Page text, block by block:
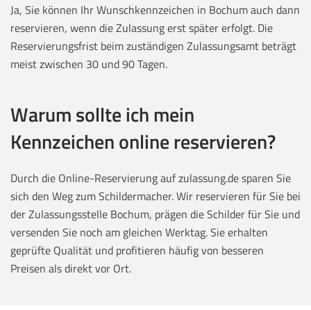
Ja, Sie können Ihr Wunschkennzeichen in Bochum auch dann
reservieren, wenn die Zulassung erst später erfolgt. Die
Reservierungsfrist beim zuständigen Zulassungsamt beträgt
meist zwischen 30 und 90 Tagen.
Warum sollte ich mein
Kennzeichen online reservieren?
Durch die Online-Reservierung auf zulassung.de sparen Sie
sich den Weg zum Schildermacher. Wir reservieren für Sie bei
der Zulassungsstelle Bochum, prägen die Schilder für Sie und
versenden Sie noch am gleichen Werktag. Sie erhalten
geprüfte Qualität und profitieren häufig von besseren
Preisen als direkt vor Ort.